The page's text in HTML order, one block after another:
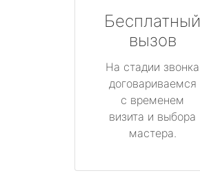
Бесплатный
вызов
На стадии звонка
договариваемся
с временем
визита и выбора
мастера.